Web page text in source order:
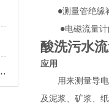
基本原理是什么？
●测量管绝缘
●电磁流量
酸洗污水
应用
用来测量导电
及泥浆、矿浆、